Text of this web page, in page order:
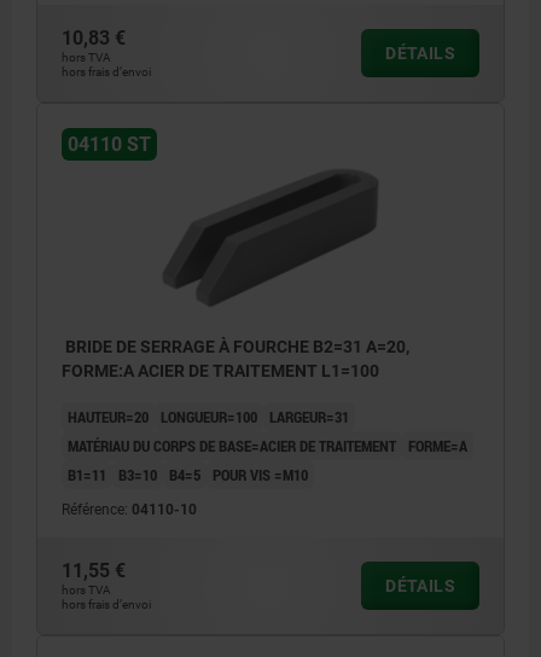
10,83 €
hors TVA
hors frais d’envoi
DÉTAILS
04110 ST
BRIDE DE SERRAGE À FOURCHE B2=31 A=20,
FORME:A ACIER DE TRAITEMENT L1=100
HAUTEUR=20 LONGUEUR=100
LARGEUR=31
MATÉRIAU DU CORPS DE BASE=ACIER DE TRAITEMENT
FORME=A
B1=11
B3=10 B4=5 POUR VIS =M10
Référence: 04110-10
11,55 €
hors TVA
hors frais d’envoi
DÉTAILS